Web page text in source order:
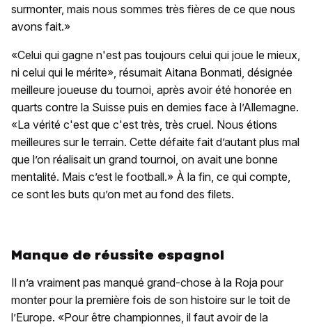
surmonter, mais nous sommes très fières de ce que nous
avons fait.»
«Celui qui gagne n'est pas toujours celui qui joue le mieux,
ni celui qui le mérite», résumait Aitana Bonmati, désignée
meilleure joueuse du tournoi, après avoir été honorée en
quarts contre la Suisse puis en demies face à l’Allemagne.
«La vérité c'est que c'est très, très cruel. Nous étions
meilleures sur le terrain. Cette défaite fait d’autant plus mal
que l’on réalisait un grand tournoi, on avait une bonne
mentalité. Mais c’est le football.» À la fin, ce qui compte,
ce sont les buts qu’on met au fond des filets.
Manque de réussite espagnol
Il n’a vraiment pas manqué grand-chose à la Roja pour
monter pour la première fois de son histoire sur le toit de
l’Europe. «Pour être championnes, il faut avoir de la